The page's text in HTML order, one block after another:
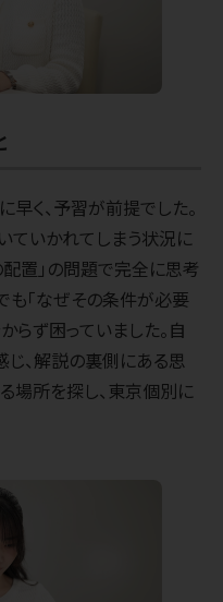
く、予習が前提でした。
ていかれてしまう状況に
配置」の問題で完全に思考
も「なぜその条件が必要
らず困っていました。自
、解説の裏側にある思
場所を探し、東京個別に